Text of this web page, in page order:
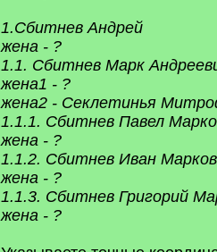
1.Сбитнев Андрей
жена - ?
1.1. Сбитнев Марк
жена1 - ?
жена2 - Секлетинья
1.1.1. Сбитнев Павел
жена - ?
1.1.2. Сбитнев Иван
жена - ?
1.1.3. Сбитнев Григорий
жена - ?